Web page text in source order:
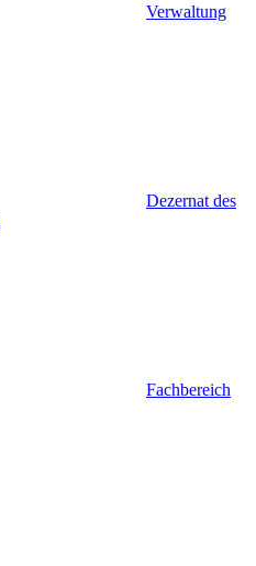
Verwaltung
Dezernat des
Fachbereich